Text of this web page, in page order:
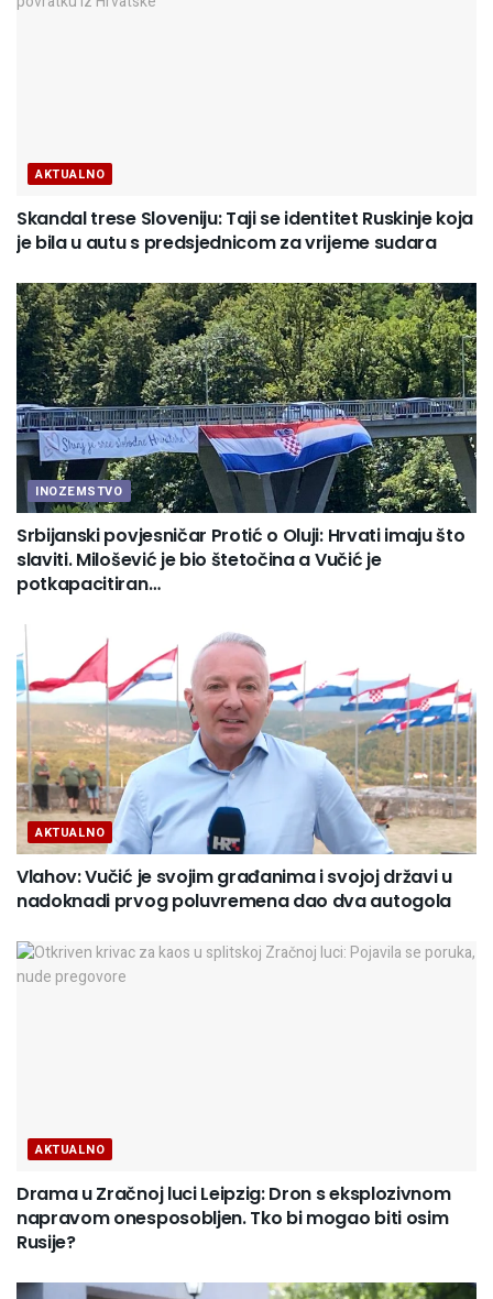
AKTUALNO
Skandal trese Sloveniju: Taji se identitet Ruskinje koja
je bila u autu s predsjednicom za vrijeme sudara
INOZEMSTVO
Srbijanski povjesničar Protić o Oluji: Hrvati imaju što
slaviti. Milošević je bio štetočina a Vučić je
potkapacitiran…
AKTUALNO
Vlahov: Vučić je svojim građanima i svojoj državi u
nadoknadi prvog poluvremena dao dva autogola
AKTUALNO
Drama u Zračnoj luci Leipzig: Dron s eksplozivnom
napravom onesposobljen. Tko bi mogao biti osim
Rusije?